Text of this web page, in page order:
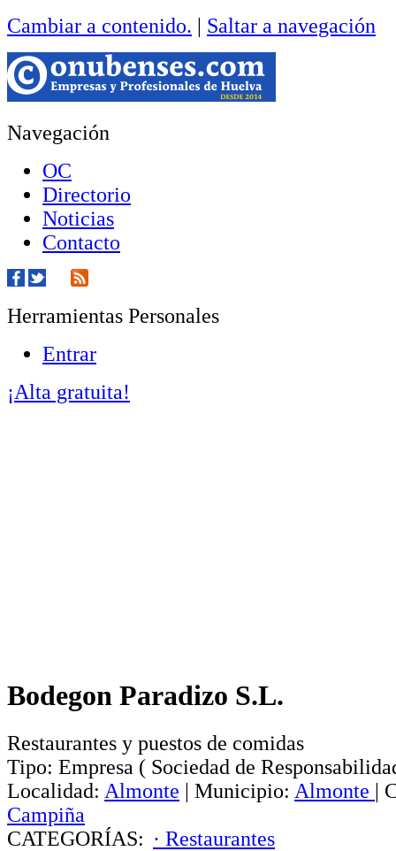
Cambiar a contenido. | Saltar a navegación
Navegación
OC
Directorio
Noticias
Contacto
Herramientas Personales
Entrar
¡Alta gratuita!
Bodegon Paradizo S.L.
Restaurantes y puestos de comidas
Tipo: Empresa ( Sociedad de
Localidad: Almonte | Municipio: Almonte |
Campiña
CATEGORÍAS: · Restaurantes